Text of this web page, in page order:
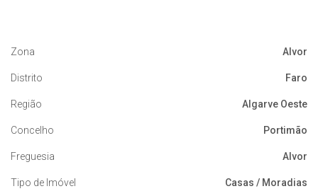
Zona Alvor
Distrito Faro
Região Algarve Oeste
Concelho Portimão
Freguesia Alvor
Tipo de Imóvel Casas / Moradias